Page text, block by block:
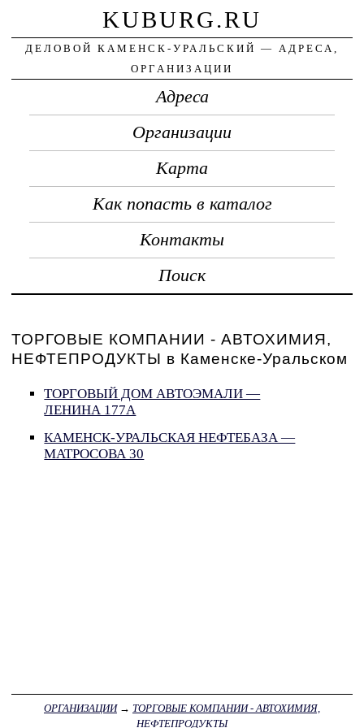
KUBURG.RU
ДЕЛОВОЙ КАМЕНСК-УРАЛЬСКИЙ — АДРЕСА,
ОРГАНИЗАЦИИ
Адреса
Организации
Карта
Как попасть в каталог
Контакты
Поиск
ТОРГОВЫЕ КОМПАНИИ - АВТОХИМИЯ,
НЕФТЕПРОДУКТЫ в Каменске-Уральском
ТОРГОВЫЙ ДОМ АВТОЭМАЛИ —
ЛЕНИНА 177А
КАМЕНСК-УРАЛЬСКАЯ НЕФТЕБАЗА —
МАТРОСОВА 30
ОРГАНИЗАЦИИ→ ТОРГОВЫЕ КОМПАНИИ - АВТОХИМИЯ,
НЕФТЕПРОДУКТЫ